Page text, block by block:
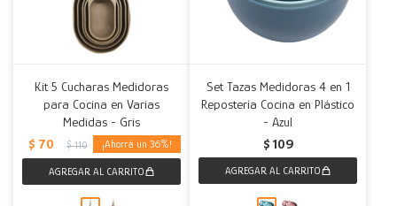
Kit 5 Cucharas Medidoras
para Cocina en Varias
Medidas - Gris
$ 70 $ 110 36
Set Tazas Medidoras 4 en 1
Repostería Cocina en Plástico
- Azul
$ 109